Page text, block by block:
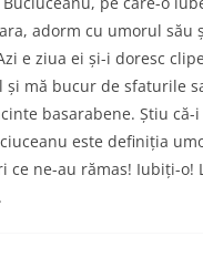
adorm cu umorul său
e ziua ei și-i doresc
și mă bucur de sfaturile
basarabene. Știu
este definiția
ne-au rămas! Iubiți-o!